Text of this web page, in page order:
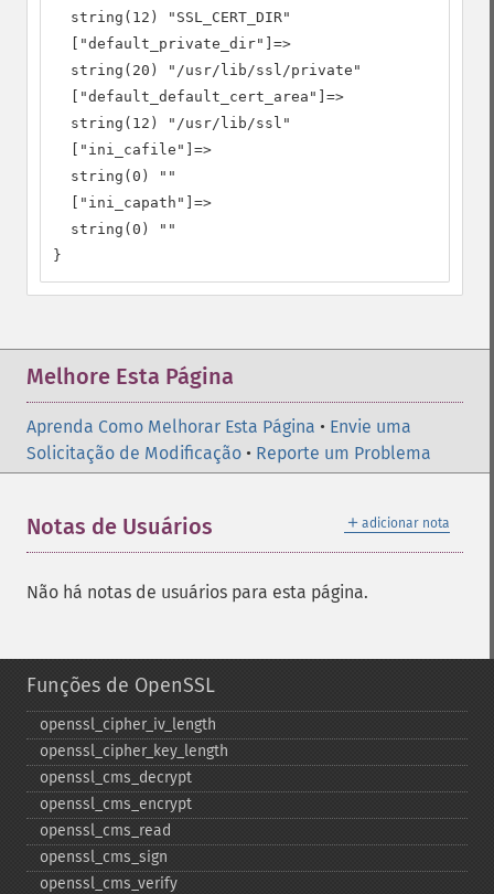
  string(12) "SSL_CERT_DIR"
  ["default_private_dir"]=>
  string(20) "/usr/lib/ssl/private"
  ["default_default_cert_area"]=>
  string(12) "/usr/lib/ssl"
  ["ini_cafile"]=>
  string(0) ""
  ["ini_capath"]=>
  string(0) ""
}
Melhore Esta Página
Aprenda Como Melhorar Esta Página • Envie uma
Solicitação de Modificação • Reporte um Problema
＋ adicionar nota
Notas de Usuários
Não há notas de usuários para esta página.
Funções de OpenSSL
openssl_​cipher_​iv_​length
openssl_​cipher_​key_​length
openssl_​cms_​decrypt
openssl_​cms_​encrypt
openssl_​cms_​read
openssl_​cms_​sign
openssl_​cms_​verify